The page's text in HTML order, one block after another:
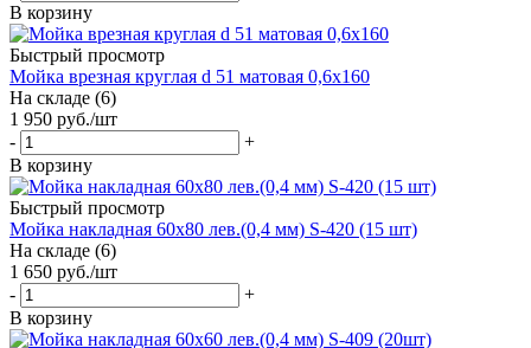
В корзину
Быстрый просмотр
Мойка врезная круглая d 51 матовая 0,6х160
На складе (6)
1 950 руб./шт
-
+
В корзину
Быстрый просмотр
Мойка накладная 60х80 лев.(0,4 мм) S-420 (15 шт)
На складе (6)
1 650 руб./шт
-
+
В корзину